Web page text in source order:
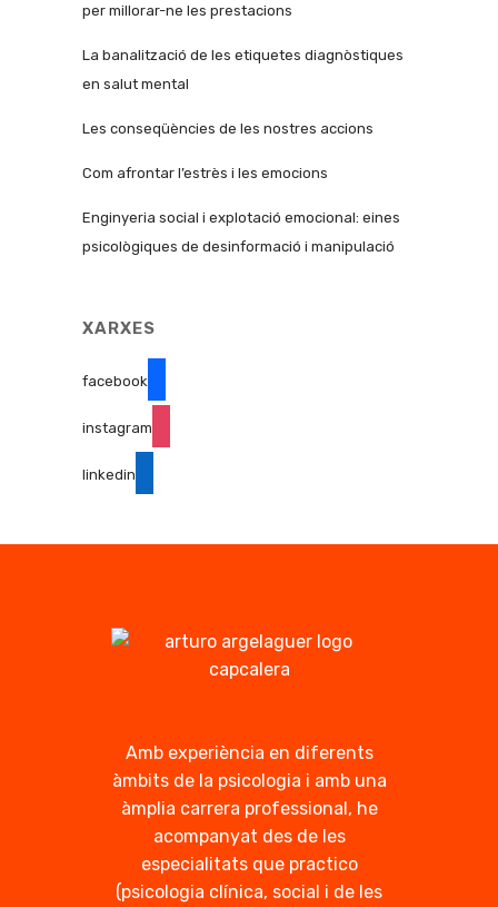
per millorar-ne les prestacions
La banalització de les etiquetes diagnòstiques
en salut mental
Les conseqüències de les nostres accions
Com afrontar l’estrès i les emocions
Enginyeria social i explotació emocional: eines
psicològiques de desinformació i manipulació
XARXES
facebook
instagram
linkedin
Amb experiència en diferents
àmbits de la psicologia i amb una
àmplia carrera professional, he
acompanyat des de les
especialitats que practico
(psicologia clínica, social i de les